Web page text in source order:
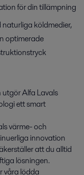
för din tillämpning
köldmedier,
optimerade
Alfa Lavals
ett smart
värme- och
innovation
att du alltid
lösningen.
våra lödda